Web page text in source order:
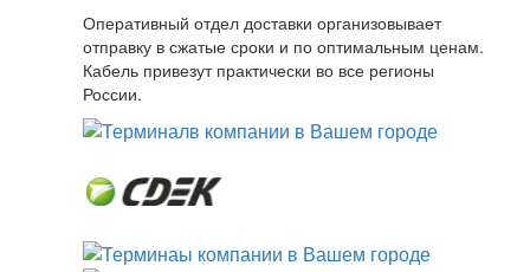
Оперативный отдел доставки организовывает
отправку в сжатые сроки и по оптимальным ценам.
Кабель привезут практически во все регионы
России.